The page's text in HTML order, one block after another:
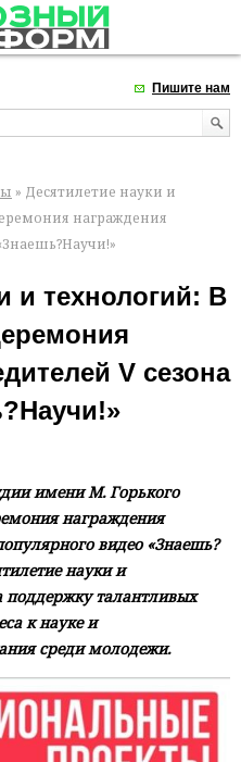
Пишите нам
» Десятилетие науки и
награждения
и технологий: В
V сезона
имени М. Горького
награждения
видео «Знаешь?
науки и
поддержку талантливых
к науке и
среди молодежи.